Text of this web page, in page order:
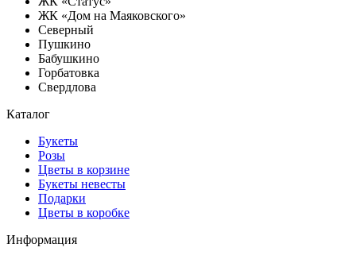
ЖК «Дом на Маяковского»
Северный
Пушкино
Бабушкино
Горбатовка
Свердлова
Каталог
Букеты
Розы
Цветы в корзине
Букеты невесты
Подарки
Цветы в коробке
Информация